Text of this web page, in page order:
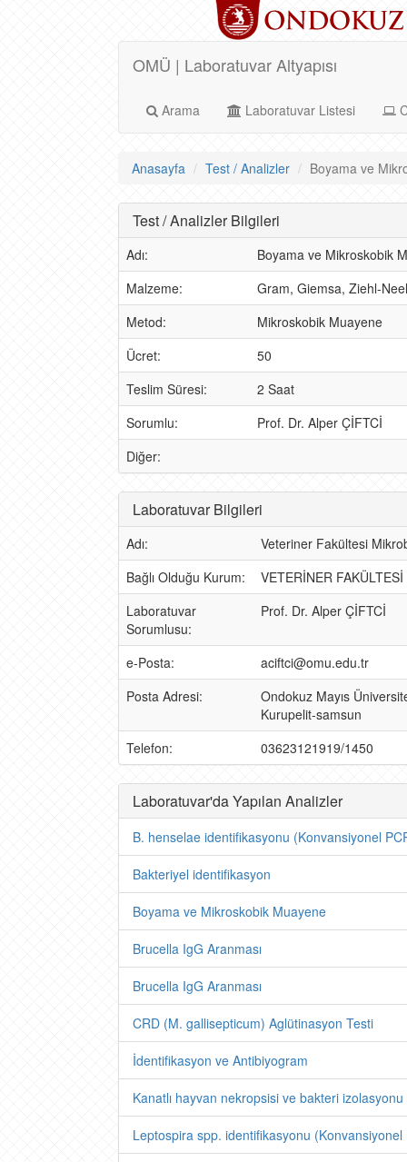
OMÜ | Laboratuvar Altyapısı
Arama Laboratuvar Listesi
Anasayfa Test / Analizler Boyama ve
Test / Analizler Bilgileri
Adı:
Boyama ve Mikroskobik
Malzeme:
Gram, Giemsa, Ziehl-
Metod:
Mikroskobik Muayene
Ücret:
50
Teslim Süresi:
2 Saat
Sorumlu:
Prof. Dr. Alper ÇİFTCİ
Diğer:
Laboratuvar Bilgileri
Adı:
Veteriner Fakültesi
Bağlı Olduğu Kurum:
VETERİNER FAKÜLTESİ
Laboratuvar
Sorumlusu:
Prof. Dr. Alper ÇİFTCİ
e-Posta:
aciftci@omu.edu.tr
Posta Adresi:
Ondokuz Mayıs
Kurupelit-samsun
Telefon:
03623121919/1450
Laboratuvar'da Yapılan Analizler
B. henselae identifikasyonu (Konvansiyonel
Bakteriyel identifikasyon
Boyama ve Mikroskobik Muayene
Brucella IgG Aranması
Brucella IgG Aranması
CRD (M. gallisepticum) Aglütinasyon Testi
İdentifikasyon ve Antibiyogram
Kanatlı hayvan nekropsisi ve bakteri izolasyonu
Leptospira spp. identifikasyonu (Konvansiyonel